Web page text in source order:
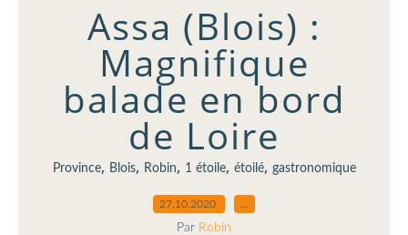
Assa (Blois) :
Magnifique
balade en bord
de Loire
Province, Blois, Robin, 1 étoile, étoilé, gastronomique
27.10.2020
Par Robin